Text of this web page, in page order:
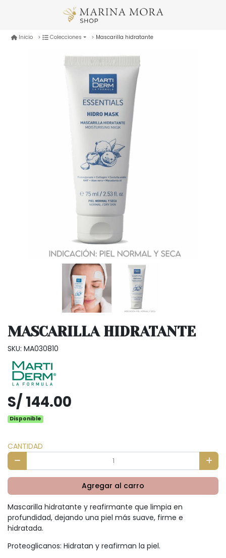
Inicio Colecciones Mascarilla hidratante
MASCARILLA HIDRATANTE
SKU: MA030810
S/ 144.00
Disponible
CANTIDAD
Agregar al carro
Mascarilla hidratante y reafirmante que limpia en
profundidad, dejando una piel más suave, firme e
hidratada.
Proteoglicanos: Hidratan y reafirman la piel.